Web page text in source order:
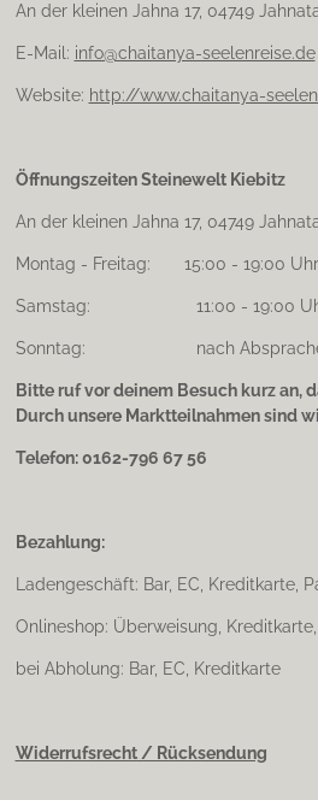
An der kleinen Jahna 17, 04749
E-Mail: info@chaitanya-seelenreise.de
Website: http://www.chaitanya-
Öffnungszeiten Steinewelt Kiebitz
An der kleinen Jahna 17, 04749
Montag - Freitag: 15:00 - 19:00 Uhr
Samstag: 11:00 - 19:00
Sonntag: nach
Bitte ruf vor deinem Besuch kurz an,
Durch unsere Marktteilnahmen sind
Telefon: 0162-796 67 56
Bezahlung:
Ladengeschäft: Bar, EC, Kreditkarte,
Onlineshop: Überweisung, Kreditkarte,
bei Abholung: Bar, EC, Kreditkarte
Widerrufsrecht / Rücksendung